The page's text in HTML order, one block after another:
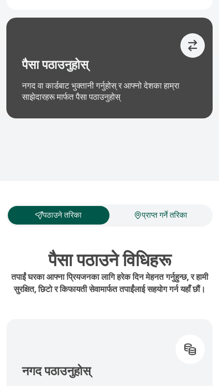
पैसा पठाउनुहोस्
नगद वा कार्डबाट भुक्तानी गर्नुहोस् र आफ्नो देशका हाम्रा
साझेदारहरू मार्फत पैसा पठाउनुहोस्
पठाउने तरिका प्राप्त गर्ने तरिका
पैसा पठाउने विधिहरू
तपाईं घरका आफ्ना प्रियजनका लागि हरेक दिन मेहनत गर्नुहुन्छ, र हामी
सुरक्षित, छिटो र किफायती सेवामार्फत तपाईंलाई सहयोग गर्न यहाँ छौं।
नगद पठाउनुहोस्